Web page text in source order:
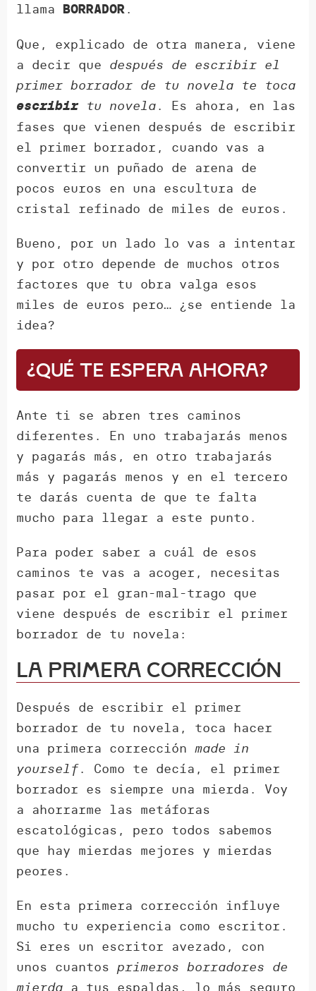
llamaBORRADOR.
Que, explicado de otra manera, viene
a decir que después de escribir el
primer borrador de tu novela te toca
escribir tu novela. Es ahora, en las
fases que vienen después de escribir
el primer borrador, cuando vas a
convertir un puñado de arena de
pocos euros en una escultura de
cristal refinado de miles de euros.
Bueno, por un lado lo vas a intentar
y por otro depende de muchos otros
factores que tu obra valga esos
miles de euros pero… ¿se entiende la
idea?
¿Qué te espera ahora?
Ante ti se abren tres caminos
diferentes. En uno trabajarás menos
y pagarás más, en otro trabajarás
más y pagarás menos y en el tercero
te darás cuenta de que te falta
mucho para llegar a este punto.
Para poder saber a cuál de esos
caminos te vas a acoger, necesitas
pasar por el gran-mal-trago que
viene después de escribir el primer
borrador de tu novela:
La primera corrección
Después de escribir el primer
borrador de tu novela, toca hacer
una primera correcciónmade in
yourself. Como te decía, el primer
borrador es siempre una mierda. Voy
a ahorrarme las metáforas
escatológicas, pero todos sabemos
que hay mierdas mejores y mierdas
peores.
En esta primera corrección influye
mucho tu experiencia como escritor.
Si eres un escritor avezado, con
unos cuantosprimeros borradores de
mierda a tus espaldas, lo más seguro